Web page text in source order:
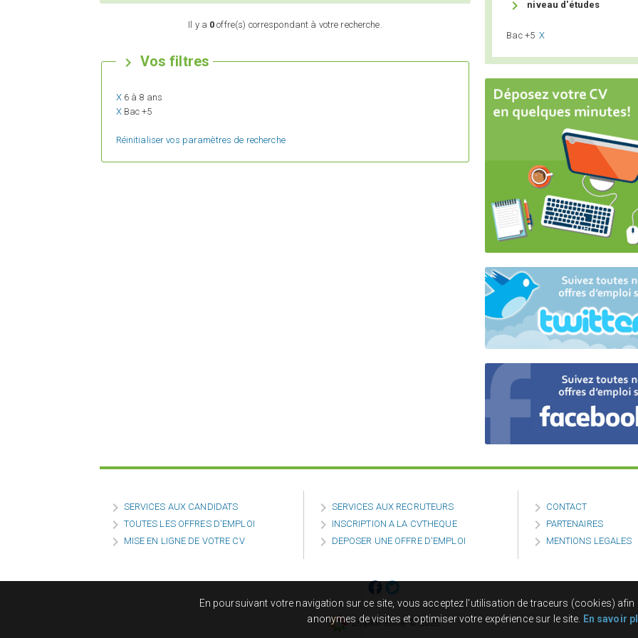
Il y a 0 offre(s) correspondant à votre recherche.
 Vos filtres
X6 à 8 ans
XBac +5
Réinitialiser vos paramètres de recherche
 niveau d'études
Bac +5X
En poursuivant votre navigation sur ce site, vous acceptez l'utilisation de traceurs (cookies) afin
anonymes de visites et optimiser votre expérience sur le site.
En savoir
 SERVICES AUX CANDIDATS
 TOUTES LES OFFRES D'EMPLOI
 MISE EN LIGNE DE VOTRE CV
 SERVICES AUX RECRUTEURS
 INSCRIPTION A LA CVTHEQUE
 DEPOSER UNE OFFRE D'EMPLOI
 CONTACT
 PARTENAIRES
 MENTIONS LEGALES
EmploiPétrole © 2026